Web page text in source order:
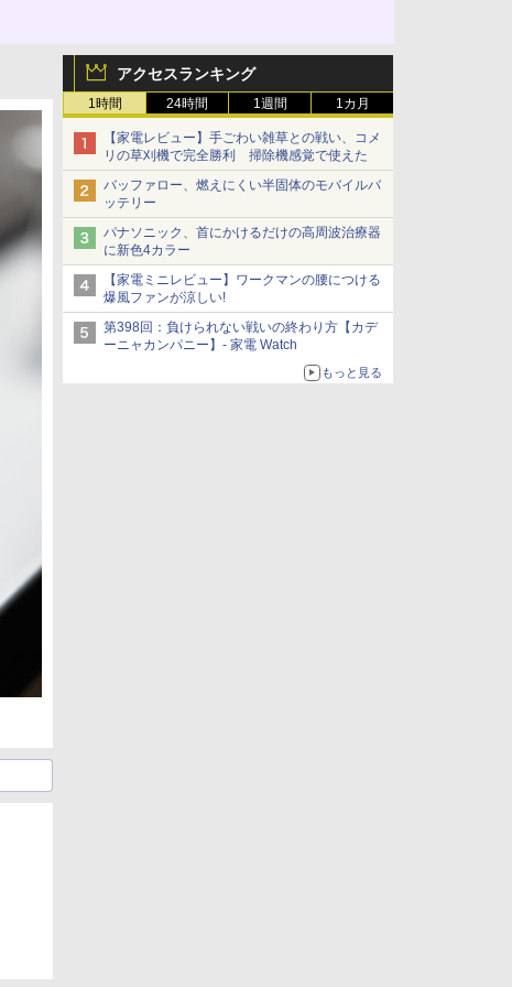
アクセスランキング
1時間 24時間 1週間 1カ月
【家電レビュー】手ごわい雑草との戦い、コメ
リの草刈機で完全勝利 掃除機感覚で使えた
バッファロー、燃えにくい半固体のモバイルバ
ッテリー
パナソニック、首にかけるだけの高周波治療器
に新色4カラー
【家電ミニレビュー】ワークマンの腰につける
爆風ファンが涼しい!
第398回：負けられない戦いの終わり方【カデ
ーニャカンパニー】- 家電 Watch
もっと見る